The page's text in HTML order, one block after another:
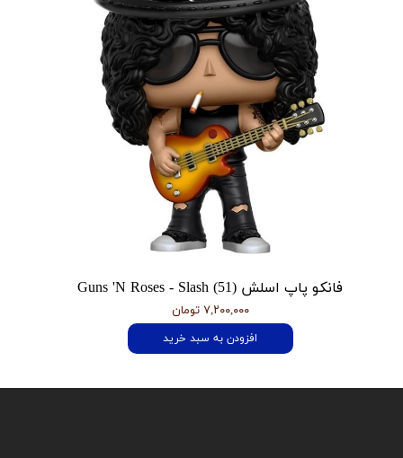
فانکو پاپ اسلش Guns 'N Roses - Slash (51)
۷,۲۰۰,۰۰۰ تومان
افزودن به سبد خرید